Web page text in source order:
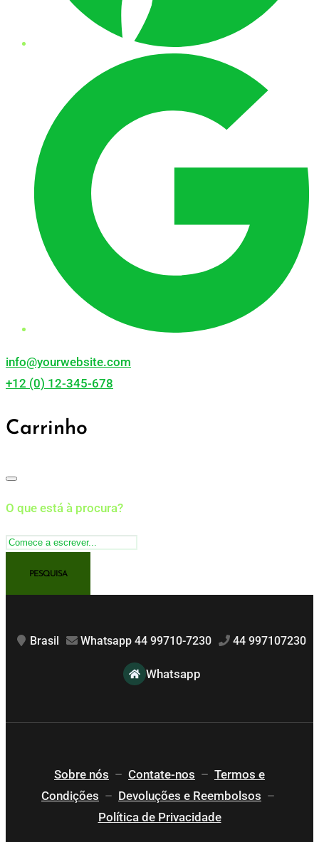
info@yourwebsite.com
+12 (0) 12-345-678
Carrinho
O que está à procura?
Brasil Whatsapp 44 99710-7230 44 997107230
Whatsapp
Sobre nós – Contate-nos – Termos e
Condições – Devoluções e Reembolsos –
Política de Privacidade